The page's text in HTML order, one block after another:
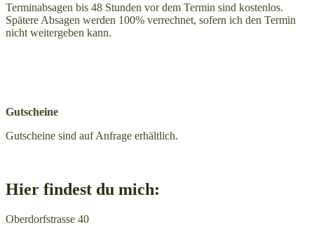
Terminabsagen bis 48 Stunden vor dem Termin sind kostenlos.
Spätere Absagen werden 100% verrechnet, sofern ich den Termin
nicht weitergeben kann.
Gutscheine
Gutscheine sind auf Anfrage erhältlich.
Hier findest du mich:
Oberdorfstrasse 40